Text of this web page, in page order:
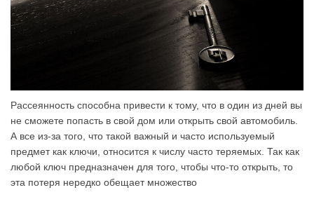
Рассеянность способна привести к тому, что в один из дней вы
не сможете попасть в свой дом или открыть свой автомобиль.
А все из-за того, что такой важный и часто используемый
предмет как ключи, относится к числу часто теряемых. Так как
любой ключ предназначен для того, чтобы что-то открыть, то
эта потеря нередко обещает множество